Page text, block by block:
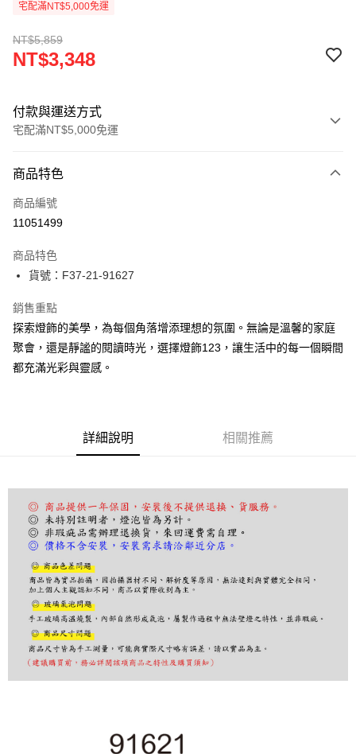
宅配滿NT$5,000免運
NT$5,859
NT$3,348
付款與運送方式
宅配滿NT$5,000免運
信用卡一次付款
LINE Pay
街口支付
悠遊付
Google Pay
全盈+PAY
AFTEE先享後付是「在收到商品之後才付款」的支付方式。 讓您購物簡單
【「AFTEE先享後付」結帳流程】
１．於結帳方式選擇「AFTEE先享後付」後，將跳轉至「AFTEE先享後付」
２．訂單成立數日內，您將收到繳費通知簡訊。
３．收到繳費通知簡訊後14天內，點擊此簡訊中的連結，可透過四大超商／
ATM／網路銀行／等多元方式進行付款，方視為交易完成。
※ 請注意：結帳手續完成當下不需立刻繳費，但若您需要取消訂單，請聯絡
後付繳納相關費用。
※ 交易是否成功請以「AFTEE先享後付 」之結帳頁面顯示為準，若有關於
是否繳費成功／繳費後需取消欲退款等相關疑問，請聯繫「AFTEE先享後付
客戶支援中心」https://netprotections.freshdesk.com/support/home
易，需依本服務之必要範圍內提供個人資料，並將交易相關給付款項請求債
宅配
每筆NT$180，滿NT$5,000(含以上)免運費
商品特色
商品編號
11051499
商品特色
貨號：F37-21-91627
銷售重點
探索燈飾的美學，為每個角落增添理想的氛圍。無論是溫馨的家庭
聚會，還是靜謐的閱讀時光，選擇燈飾123，讓生活中的每一個瞬間
都充滿光彩與靈感。
詳細說明 相關推薦